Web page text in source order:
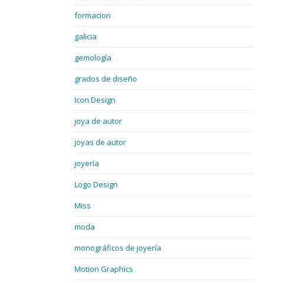
formacion
galicia
gemología
grados de diseño
Icon Design
joya de autor
joyas de autor
joyería
Logo Design
Miss
moda
monográficos de joyería
Motion Graphics